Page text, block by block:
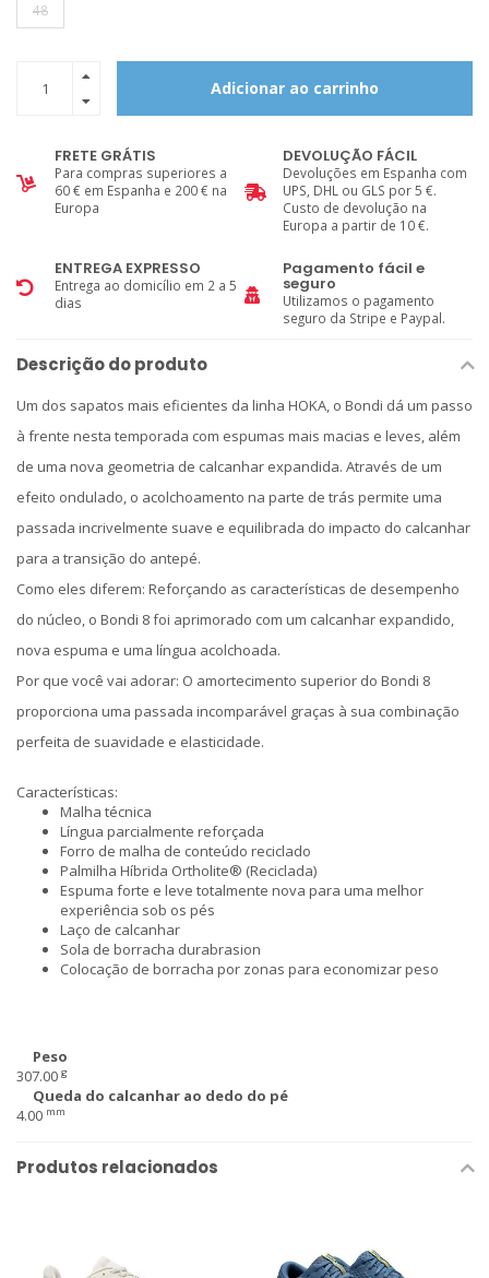
48
Adicionar ao carrinho
FRETE GRÁTIS
Para compras superiores a
60 € em Espanha e 200 € na
Europa
DEVOLUÇÃO FÁCIL
Devoluções em Espanha com
UPS, DHL ou GLS por 5 €.
Custo de devolução na
Europa a partir de 10 €.
ENTREGA EXPRESSO
Entrega ao domicílio em 2 a 5
dias
Pagamento fácil e
seguro
Utilizamos o pagamento
seguro da Stripe e Paypal.
Descrição do produto
Um dos sapatos mais eficientes da linha HOKA, o Bondi dá um passo
à frente nesta temporada com espumas mais macias e leves, além
de uma nova geometria de calcanhar expandida. Através de um
efeito ondulado, o acolchoamento na parte de trás permite uma
passada incrivelmente suave e equilibrada do impacto do calcanhar
para a transição do antepé.
Como eles diferem: Reforçando as características de desempenho
do núcleo, o Bondi 8 foi aprimorado com um calcanhar expandido,
nova espuma e uma língua acolchoada.
Por que você vai adorar: O amortecimento superior do Bondi 8
proporciona uma passada incomparável graças à sua combinação
perfeita de suavidade e elasticidade.
Características:
Malha técnica
Língua parcialmente reforçada
Forro de malha de conteúdo reciclado
Palmilha Híbrida Ortholite® (Reciclada)
Espuma forte e leve totalmente nova para uma melhor
experiência sob os pés
Laço de calcanhar
Sola de borracha durabrasion
Colocação de borracha por zonas para economizar peso
Peso
307.00 g
Queda do calcanhar ao dedo do pé
4.00 mm
Produtos relacionados